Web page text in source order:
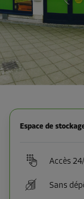
Espace de
Accès
Sans